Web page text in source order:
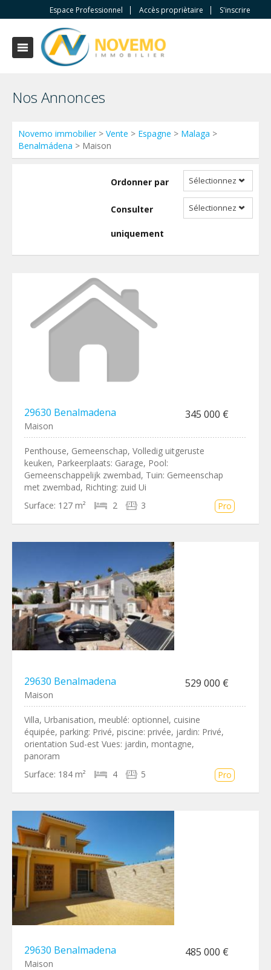
Espace Professionnel Accès propriètaire S'inscrire
Nos Annonces
Novemo immobilier> Vente > Espagne > Malaga >
Benalmádena > Maison
Ordonner par Sélectionnez
Consulter
uniquement
Sélectionnez
29630 Benalmadena 345 000 €
Maison
Penthouse, Gemeenschap, Volledig uitgeruste
keuken, Parkeerplaats: Garage, Pool:
Gemeenschappelijk zwembad, Tuin: Gemeenschap
met zwembad, Richting: zuid Ui
Surface: 127 m² 2 3 Pro
29630 Benalmadena 529 000 €
Maison
Villa, Urbanisation, meublé: optionnel, cuisine
équipée, parking: Privé, piscine: privée, jardin: Privé,
orientation Sud-est Vues: jardin, montagne,
panoram
Surface: 184 m² 4 5 Pro
29630 Benalmadena 485 000 €
Maison